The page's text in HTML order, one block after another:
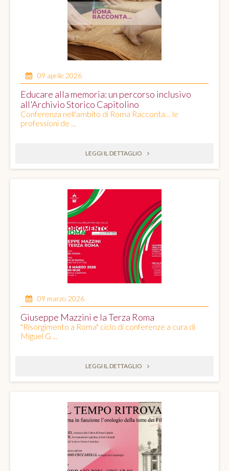
09 aprile 2026
Educare alla memoria: un percorso inclusivo
all'Archivio Storico Capitolino
Conferenza nell'ambito di Roma Racconta… le
professioni de ...
LEGGI IL DETTAGLIO
09 marzo 2026
Giuseppe Mazzini e la Terza Roma
"Risorgimento a Roma" ciclo di conferenze a cura di
Miguel G ...
LEGGI IL DETTAGLIO